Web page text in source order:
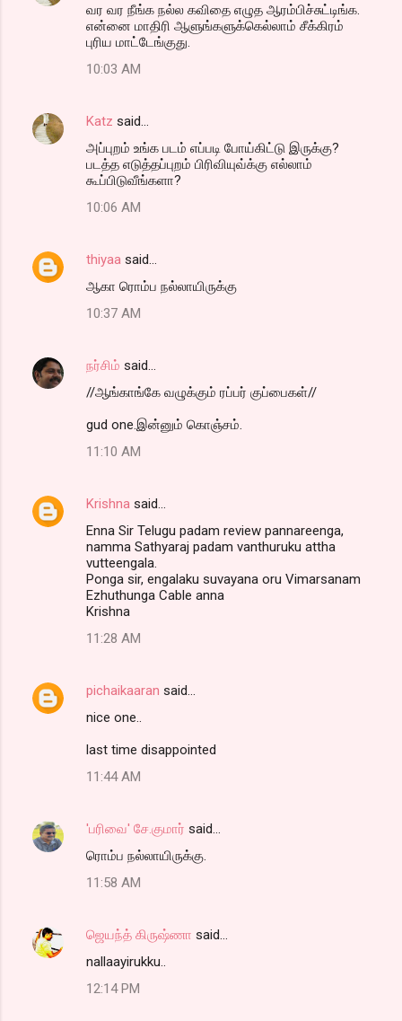
வர வர நீங்க நல்ல கவிதை எழுத ஆரம்பிச்சுட்டிங்க.
என்னை மாதிரி ஆளுங்களுக்கெல்லாம் சீக்கிரம்
புரிய மாட்டேங்குது.
10:03 AM
Katz said…
அப்புறம் உங்க படம் எப்படி போய்கிட்டு இருக்கு?
படத்த எடுத்தப்புறம் பிரிவியுவ்க்கு எல்லாம்
கூப்பிடுவீங்களா?
10:06 AM
thiyaa said…
ஆகா ரொம்ப நல்லாயிருக்கு
10:37 AM
நர்சிம் said…
//ஆங்காங்கே வழுக்கும் ரப்பர் குப்பைகள்//
gud one.இன்னும் கொஞ்சம்.
11:10 AM
Krishna said…
Enna Sir Telugu padam review pannareenga,
namma Sathyaraj padam vanthuruku attha
vutteengala.
Ponga sir, engalaku suvayana oru Vimarsanam
Ezhuthunga Cable anna
Krishna
11:28 AM
pichaikaaran said…
nice one..
last time disappointed
11:44 AM
'பரிவை' சே.குமார் said…
ரொம்ப நல்லாயிருக்கு.
11:58 AM
ஜெயந்த் கிருஷ்ணா said…
nallaayirukku..
12:14 PM